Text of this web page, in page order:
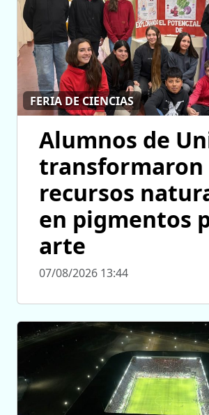
FERIA DE CIENCIAS
Alumnos de
transformaron
recursos
en pigmentos
arte
07/08/2026 13:44